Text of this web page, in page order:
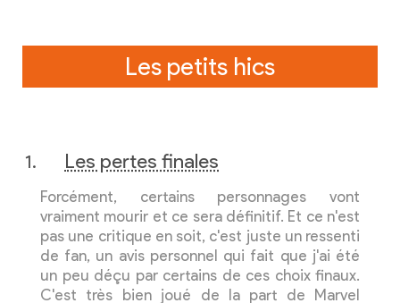
Les petits hics
Les pertes finales
Forcément, certains personnages vont
vraiment mourir et ce sera définitif. Et ce n'est
pas une critique en soit, c'est juste un ressenti
de fan, un avis personnel qui fait que j'ai été
un peu déçu par certains de ces choix finaux.
C'est très bien joué de la part de Marvel